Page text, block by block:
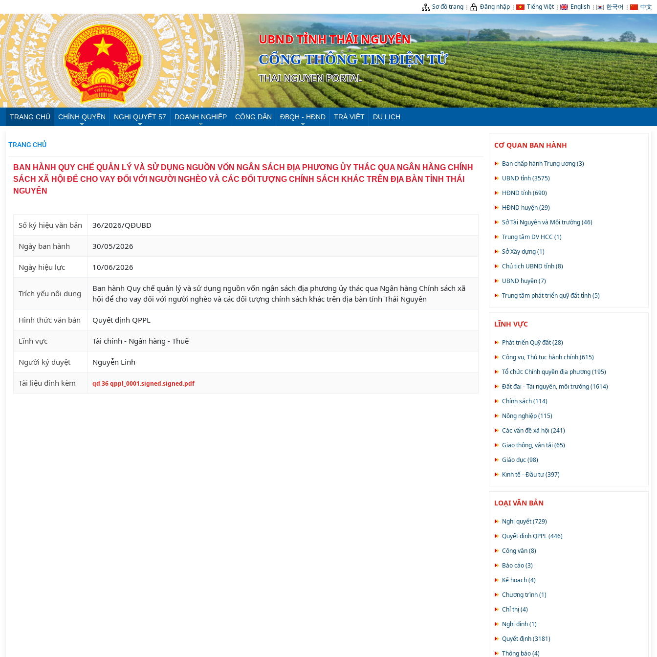
Sơ đồ trang Đăng nhập Tiếng Việt English 한국어 中文
UBND TỈNH THÁI NGUYÊN
CỔNG THÔNG TIN ĐIỆN TỬ
THAI NGUYEN PORTAL
TRANG CHỦ CHÍNH QUYỀN NGHỊ QUYẾT 57 DOANH NGHIỆP CÔNG DÂN ĐBQH - HĐND TRÀ VIỆT DU LỊCH
TRANG CHỦ
BAN HÀNH QUY CHẾ QUẢN LÝ VÀ SỬ DỤNG NGUỒN VỐN NGÂN SÁCH ĐỊA PHƯƠNG ỦY THÁC QUA NGÂN HÀNG CHÍNH
SÁCH XÃ HỘI ĐỂ CHO VAY ĐỐI VỚI NGƯỜI NGHÈO VÀ CÁC ĐỐI TƯỢNG CHÍNH SÁCH KHÁC TRÊN ĐỊA BÀN TỈNH THÁI
NGUYÊN
Số ký hiệu văn bản 36/2026/QĐUBD
Ngày ban hành 30/05/2026
Ngày hiệu lực 10/06/2026
Trích yếu nội dung
Ban hành Quy chế quản lý và sử dụng nguồn vốn ngân sách địa phương ủy thác qua Ngân hàng Chính sách xã
hội để cho vay đối với người nghèo và các đối tượng chính sách khác trên địa bàn tỉnh Thái Nguyên
Hình thức văn bản Quyết định QPPL
Lĩnh vực Tài chính - Ngân hàng - Thuế
Người ký duyệt Nguyễn Linh
Tài liệu đính kèm qd 36 qppl_0001.signed.signed.pdf
CƠ QUAN BAN HÀNH
Ban chấp hành Trung ương (3)
UBND tỉnh (3575)
HĐND tỉnh (690)
HĐND huyện (29)
Sở Tài Nguyên và Môi trường (46)
Trung tâm DV HCC (1)
Sở Xây dựng (1)
Chủ tịch UBND tỉnh (8)
UBND huyện (7)
Trung tâm phát triển quỹ đất tỉnh (5)
Cơ quan (11)
Chính phủ, Thủ tướng CP (3)
Uỷ ban bầu cử (0)
UBND xã Đồng Hỷ (0)
Tỉnh Ủy (1)
Hội đồng thi đua - khen thưởng (1)
ĐĐBQH (1)
Xã Văn Lăng (0)
xã Đồng Hỷ (1)
LĨNH VỰC
Phát triển Quỹ đất (28)
Công vụ, Thủ tục hành chính (615)
Tổ chức Chính quyền địa phương (195)
Đất đai - Tài nguyên, môi trường (1614)
Chính sách (114)
Nông nghiệp (115)
Các vấn đề xã hội (241)
Giao thông, vận tải (65)
Giáo dục (98)
Kinh tế - Đầu tư (397)
Đầu tư (145)
Phòng chống thiên tai và TKCN (49)
Ngân sách (92)
Xây dựng, Quản lý đô thị (205)
KHCN - Truyền thông (98)
Công nghiệp (100)
Thi đua, khen thưởng (78)
Phí, lệ phí (43)
Văn hóa - Thể thao - Du lịch (118)
Thương mại - Xuất, nhập khẩu (37)
Tổ chức - Cán bộ (103)
LOẠI VĂN BẢN
Nghị quyết (729)
Quyết định QPPL (446)
Công văn (8)
Báo cáo (3)
Kế hoạch (4)
Chương trình (1)
Chỉ thị (4)
Nghị định (1)
Quyết định (3181)
Thông báo (4)